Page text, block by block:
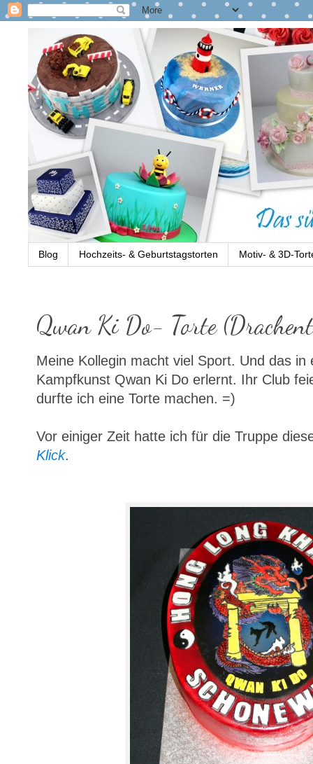
Blog Hochzeits- & Geburtstagstorten Motiv- & 3D-
Qwan Ki Do- Torte
Meine Kollegin macht viel Sport. Und das
Kampfkunst Qwan Ki Do erlernt. Ihr Club
durfte ich eine Torte machen. =)
Vor einiger Zeit hatte ich für die Truppe
Klick.